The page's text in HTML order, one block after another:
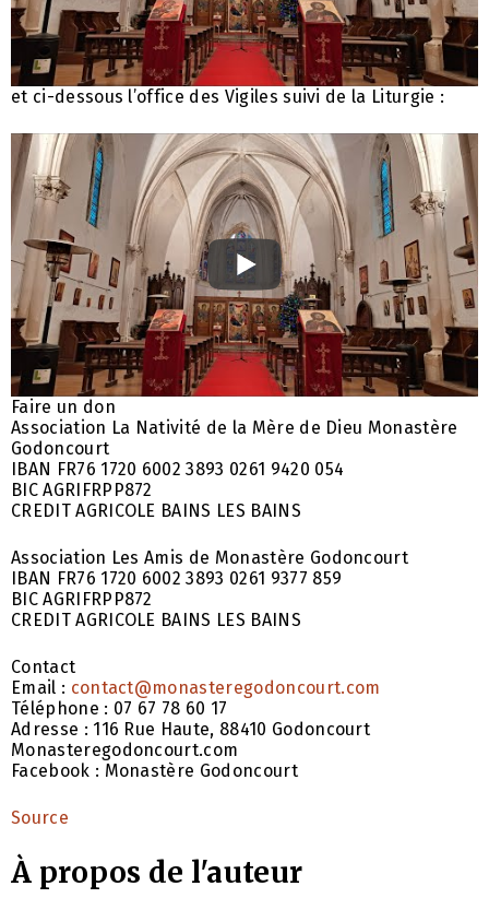
et ci-dessous l’office des Vigiles suivi de la Liturgie :
Faire un don
Association La Nativité de la Mère de Dieu Monastère
Godoncourt
IBAN FR76 1720 6002 3893 0261 9420 054
BIC AGRIFRPP872
CREDIT AGRICOLE BAINS LES BAINS
Association Les Amis de Monastère Godoncourt
IBAN FR76 1720 6002 3893 0261 9377 859
BIC AGRIFRPP872
CREDIT AGRICOLE BAINS LES BAINS
Contact
Email : contact@monasteregodoncourt.com
Téléphone : 07 67 78 60 17
Adresse : 116 Rue Haute, 88410 Godoncourt
Monasteregodoncourt.com
Facebook : Monastère Godoncourt
Source
À propos de l'auteur